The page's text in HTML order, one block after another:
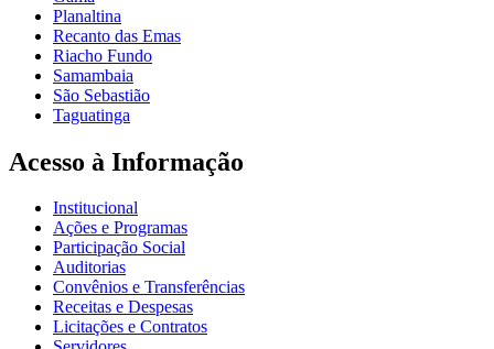
Planaltina
Recanto das Emas
Riacho Fundo
Samambaia
São Sebastião
Taguatinga
Acesso à Informação
Institucional
Ações e Programas
Participação Social
Auditorias
Convênios e Transferências
Receitas e Despesas
Licitações e Contratos